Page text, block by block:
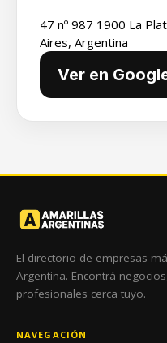
47 nº 987 1900 La
Aires, Argentina
Ver en
El directorio de empresas
Argentina. Encontrá
profesionales cerca tuyo.
NAVEGACIÓN